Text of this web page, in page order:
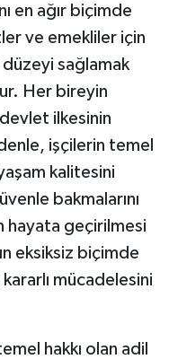
en ağır biçimde
ve emekliler için
düzeyi sağlamak
Her bireyin
ilkesinin
işçilerin temel
kalitesini
bakmalarını
hayata geçirilmesi
eksiksiz biçimde
kararlı mücadelesini
hakkı olan adil